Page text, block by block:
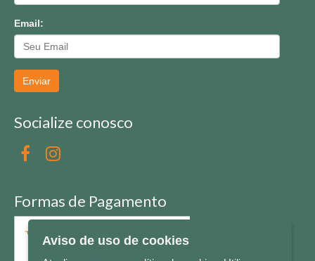
Email:
Enviar
Socialize conosco
Formas de Pagamento
Aviso de uso de cookies